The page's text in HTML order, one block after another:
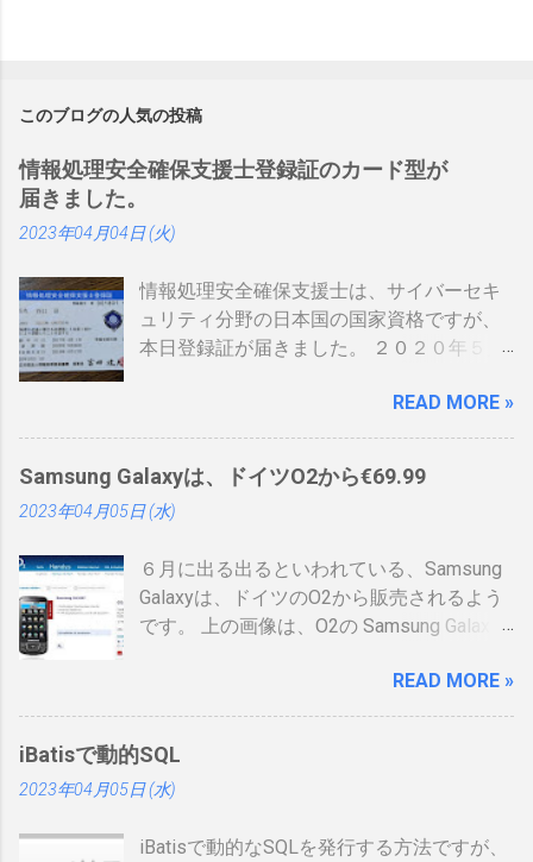
このブログの人気の投稿
情報処理安全確保支援士登録証のカード型が
届きました。
2023年04月04日 (火)
情報処理安全確保支援士は、サイバーセキ
ュリティ分野の日本国の国家資格ですが、
本日登録証が届きました。 ２０２０年５月
登場しました。 制度見直しについて：
https://www.ipa.go.jp/siensi/kaisei.html 情報
トに上がっていないので、情報共有です。
表 パット見て車の免許証みたい。いや保険
ールドと色が変わるらしい。（ゴールドと
か運転免許みたい）、でもこれって、せっ
かく作ったのに、今のデジタル庁云々の話
てしまい短い命なのではないかなと思った
りします。 カードの色について：
https://www.ipa.go.jp/siensi/toberiss/index.
※登録番号は、公開番号なので大丈夫で
す。 ※名前は、私の場合隠しても意味がな
READ MORE »
Samsung Galaxyは、ドイツO2から€69.99
2023年04月05日 (水)
６月に出る出るといわれている、Samsung
Galaxyは、ドイツのO2から販売されるよう
です。 上の画像は、O2の Samsung Galaxy
すが、何が書いてあるのかわかりません。
ためしにカートに入れる動作をしてみまし
せんでした。 現状では、Android端末はHTC
からしか発売出ていません。従ってサムソ
大きな進展でデバイスの幅も広がるので大
READ MORE »
iBatisで動的SQL
2023年04月05日 (水)
iBatisで動的なSQLを発行する方法ですが、